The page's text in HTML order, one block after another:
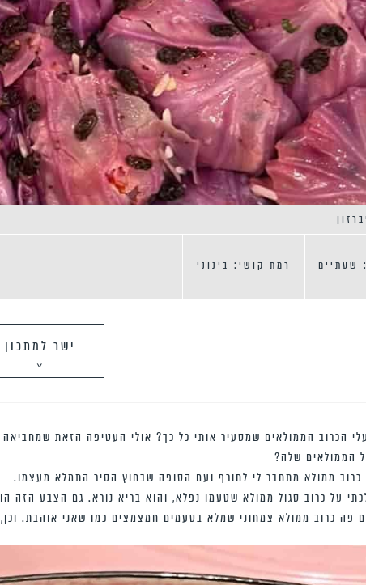
שעתיים רמת קושי: בינוני
ישר למתכון
>
הכרוב הממולאים שמסעיר אותי כל כך? אולי העטיפה הזאת
הממולאים שלה?
כרוב ממולא מתחבר לי לחורף ועם הסופה שבחוץ הסיר התמלא מעצמו.
על כרוב סגול ממולא שטעמו נפלא, והוא בריא נורא. גם הצבע הזה
פה כרוב ממולא צמחוני שמלא בטעמים חמצמצים כמו שאני אוהבת. וכן,